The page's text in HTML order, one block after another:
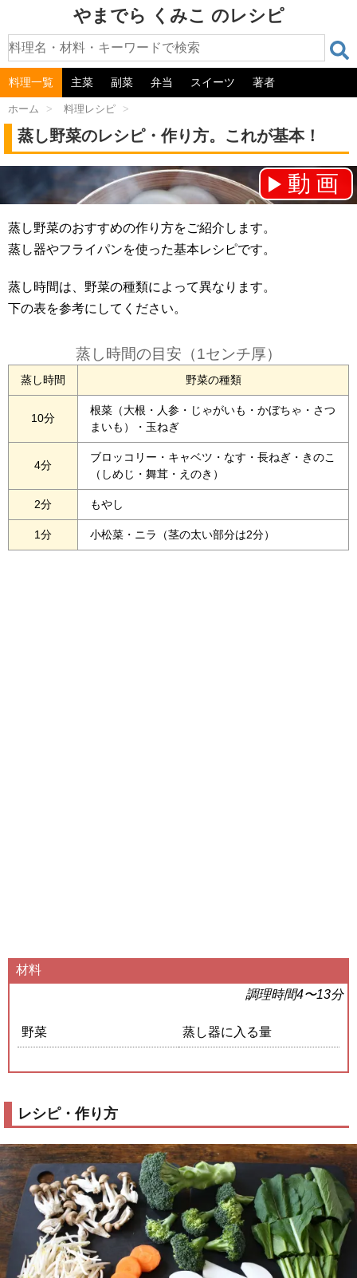
やまでら くみこ のレシピ
料理一覧 主菜 副菜 弁当 スイーツ 著者
ホーム > 料理レシピ >
蒸し野菜のレシピ・作り方。これが基本！
動画
チャンネル登録をお願いします！⇒
蒸し野菜のおすすめの作り方をご紹介します。
蒸し器やフライパンを使った基本レシピです。
蒸し時間は、野菜の種類によって異なります。
下の表を参考にしてください。
蒸し時間の目安（1センチ厚）
蒸し時間 野菜の種類
10分
根菜（大根・人参・じゃがいも・かぼちゃ・さつ
まいも）・玉ねぎ
4分
ブロッコリー・キャベツ・なす・長ねぎ・きのこ
（しめじ・舞茸・えのき）
2分 もやし
1分 小松菜・ニラ（茎の太い部分は2分）
材料
調理時間4〜13分
野菜 蒸し器に入る量
レシピ・作り方